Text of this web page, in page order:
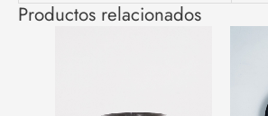
Productos relacionados